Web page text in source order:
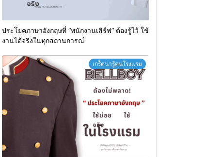
ประโยคภาษาอังกฤษที่ “พนักงานเสิร์ฟ” ต้องรู้ไว้ ใช้
งานได้จริงในทุกสถานการณ์
เกร็ดน่ารู้คนโรงแรม